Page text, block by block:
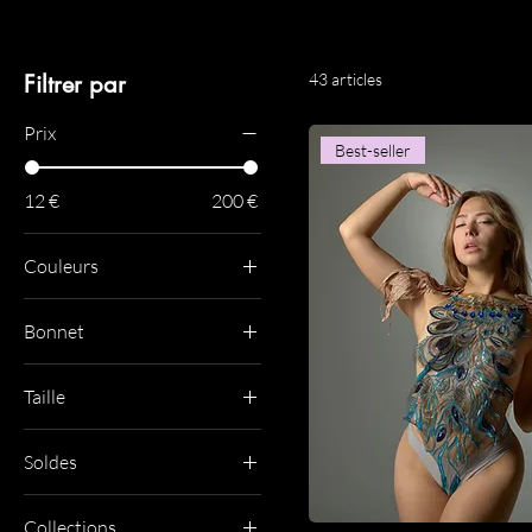
Filtrer par
Prix
12 € 200 €
Couleurs
Bonnet
Taille
M
Soldes
Collections
43 articles
Best-seller